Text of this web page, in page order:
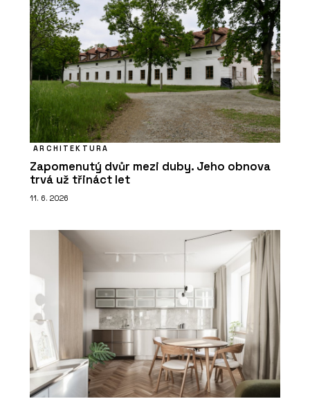
ARCHITEKTURA
Zapomenutý dvůr mezi duby. Jeho obnova
trvá už třináct let
11. 6. 2026